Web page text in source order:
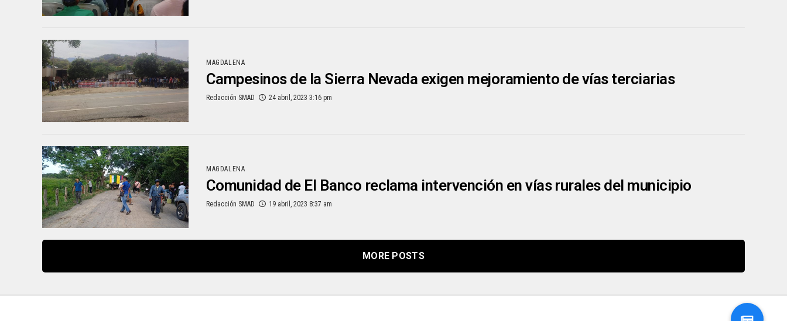
MAGDALENA
Campesinos de la Sierra Nevada exigen mejoramiento de vías terciarias
Redacción SMAD 24 abril, 2023 3:16 pm
MAGDALENA
Comunidad de El Banco reclama intervención en vías rurales del municipio
Redacción SMAD 19 abril, 2023 8:37 am
MORE POSTS